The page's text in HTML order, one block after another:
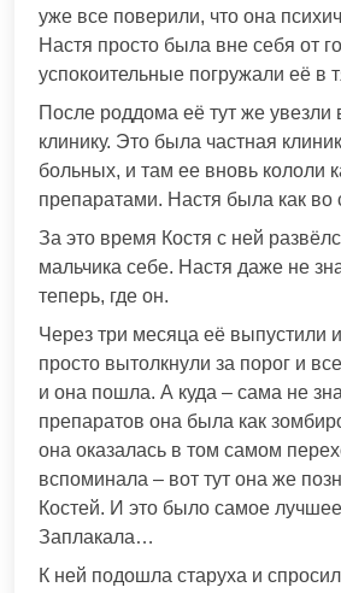
уже все поверили, что она
Настя просто была вне себя от
успокоительные погружали её в
После роддома её тут же увезли
клинику. Это была частная
больных, и там ее вновь кололи
препаратами. Настя была как
За это время Костя с ней
мальчика себе. Настя даже не
теперь, где он.
Через три месяца её выпустили
просто вытолкнули за порог и
и она пошла. А куда – сама не
препаратов она была как
она оказалась в том самом
вспоминала – вот тут она же
Костей. И это было самое
Заплакала…
К ней подошла старуха и